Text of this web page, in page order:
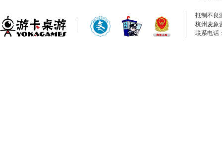
抵制不良
杭州麦象
联系电话